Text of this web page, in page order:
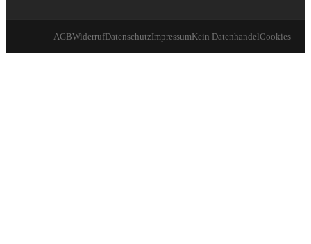
AGBWiderrufDatenschutzImpressumKein DatenhandelCookies